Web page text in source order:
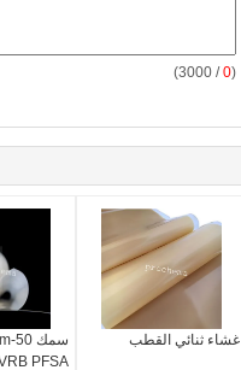
(
0
/ 3000)
غشاء ثنائي القطب